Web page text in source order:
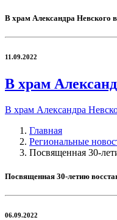
В храм Александра Невского
11.09.2022
В храм
В храм Александра
Главная
Региональные
Посвященная 30-
Посвященная 30-летию
06.09.2022